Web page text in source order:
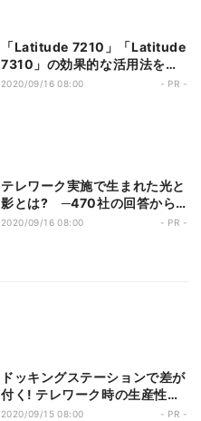
「Latitude 7210」「Latitude
7310」の効果的な活用法を探
る! 多様な働き方に求められる
2020/09/16 08:00 - PR -
テレワーク実施で生まれた光と
影とは? ─470社の回答から
明らかになった中堅企業のIT課
2020/09/16 08:00 - PR -
ドッキングステーションで差が
付く! テレワーク時の生産性を
上げるには
2020/09/15 08:00 - PR -